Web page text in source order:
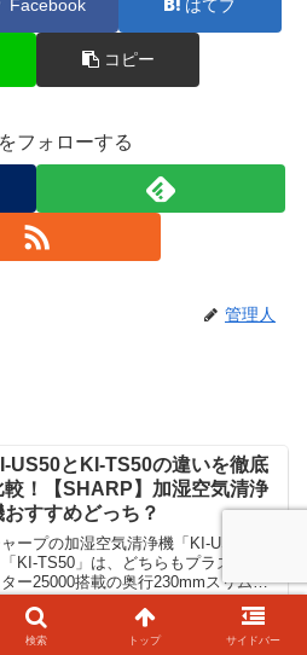
Facebook はてブ
コピー
フォローする
管理人
US50とKI-TS50の違いを徹底
較！【SHARP】加湿空気清浄
おすすめどっち？
ープの加湿空気清浄機「KI-US50」
「KI-TS50」は、どちらもプラズマクラ
ター25000搭載の奥行230mmスリムモ
hなど基本性能はほぼ同等です。
は何が違うのか？本記事「KI-U...
Fluffycones口コミ徹
検索 トップ サイドバー